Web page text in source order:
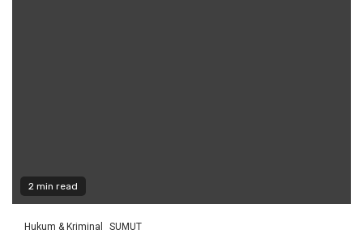
2 min read
Hukum & Kriminal SUMUT